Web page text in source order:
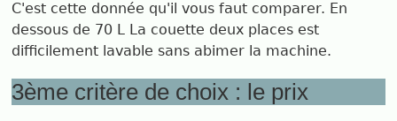
C'est cette donnée qu'il vous faut comparer. En
dessous de 70 L La couette deux places est
difficilement lavable sans abimer la machine.
3ème critère de choix : le prix